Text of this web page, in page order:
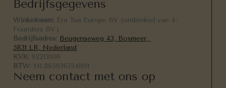
Bedrijfsgegevens
Winkelnaam: Era Tua Europe BV (onderdeel van 4-
Founders BV.)
Bedrijfsadres: Beugenseweg 43, Boxmeer,
5831 LR, Nederland
KVK: 92213006
BTW: NL865936754B01
Neem contact met ons op